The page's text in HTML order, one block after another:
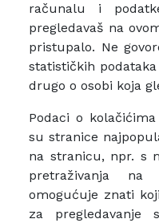
računalu i
pregledavaš na
pristupalo. Ne
statističkih
drugo o osobi koja
Podaci o
su stranice
na stranicu, npr. s
pretraživanja na
omogućuje znati
za pregledavanje